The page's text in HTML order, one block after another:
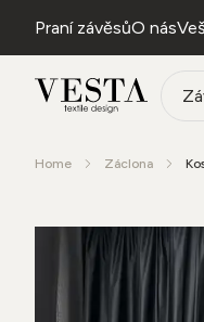
Praní závěsůO nás
Home Záclona